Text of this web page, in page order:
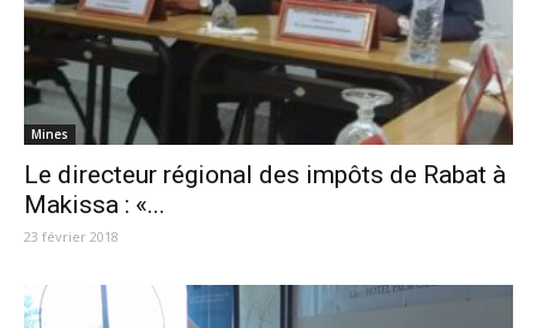
Mines
Le directeur régional des impôts de Rabat à
Makissa : «...
23 février 2018